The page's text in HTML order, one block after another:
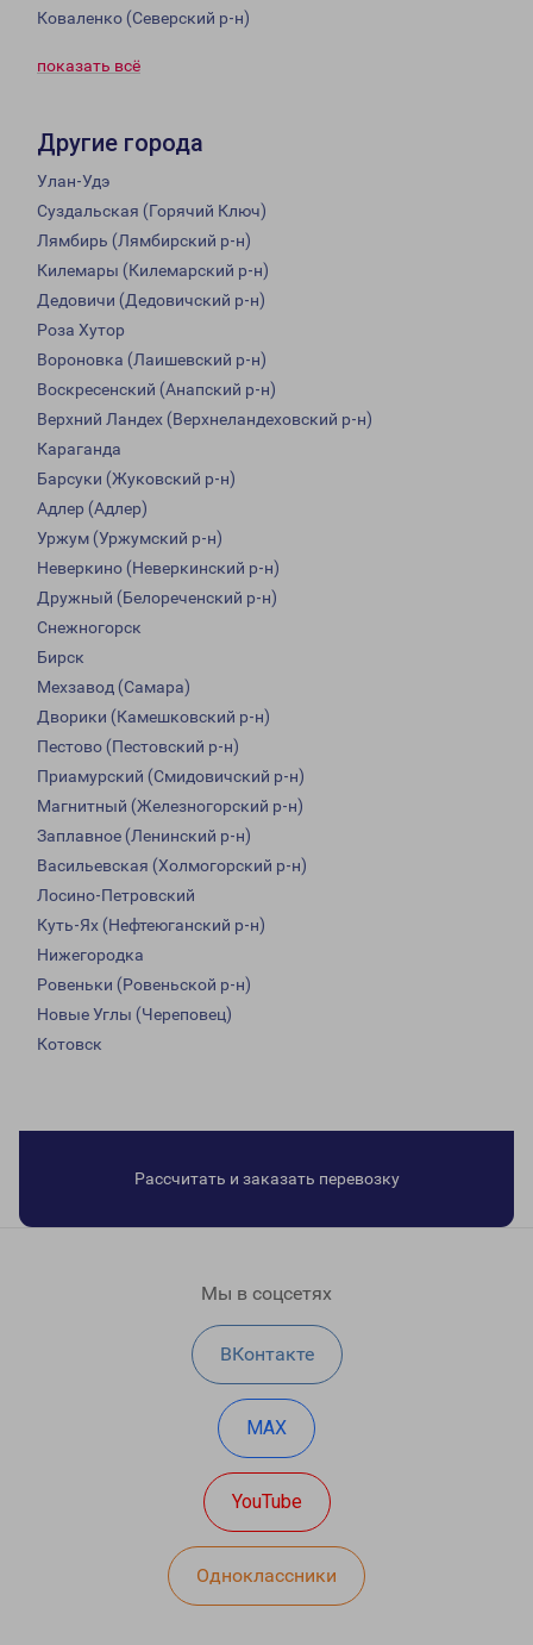
Коваленко (Северский р-н)
показать всё
Другие города
Улан-Удэ
Суздальская (Горячий Ключ)
Лямбирь (Лямбирский р-н)
Килемары (Килемарский р-н)
Дедовичи (Дедовичский р-н)
Роза Хутор
Вороновка (Лаишевский р-н)
Воскресенский (Анапский р-н)
Верхний Ландех (Верхнеландеховский р-н)
Караганда
Барсуки (Жуковский р-н)
Адлер (Адлер)
Уржум (Уржумский р-н)
Неверкино (Неверкинский р-н)
Дружный (Белореченский р-н)
Снежногорск
Бирск
Мехзавод (Самара)
Дворики (Камешковский р-н)
Пестово (Пестовский р-н)
Приамурский (Смидовичский р-н)
Магнитный (Железногорский р-н)
Заплавное (Ленинский р-н)
Васильевская (Холмогорский р-н)
Лосино-Петровский
Куть-Ях (Нефтеюганский р-н)
Нижегородка
Ровеньки (Ровеньской р-н)
Новые Углы (Череповец)
Котовск
Рассчитать и заказать перевозку
Мы в соцсетях
ВКонтакте
MAX
YouTube
Одноклассники